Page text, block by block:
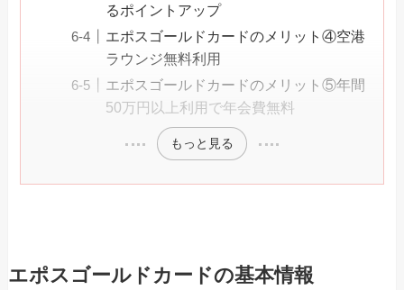
るポイントアップ
エポスゴールドカードのメリット④空港
ラウンジ無料利用
エポスゴールドカードのメリット⑤年間
50万円以上利用で年会費無料
もっと見る
エポスゴールドカードの基本情報